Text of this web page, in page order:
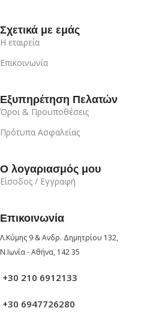
Σχετικά με εμάς
Η εταιρεία
Επικοινωνία
Εξυπηρέτηση Πελατών
Όροι & Προυποθέσεις
Πρότυπα Ασφαλείας
Ο λογαριασμός μου
Είσοδος / Εγγραφή
Επικοινωνία
Λ.Κύμης 9 & Ανδρ. Δημητρίου 132,
Ν.Ιωνία - Αθήνα, 142 35
+30 210 6912133
+30 6947726280